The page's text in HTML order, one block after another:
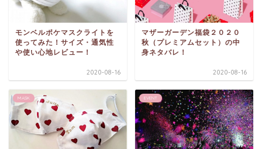
モンベルポケマスクライトを
使ってみた！サイズ・通気性
や使い心地レビュー！
2020-08-16
マザーガーデン福袋２０２０
秋（プレミアムセット）の中
身ネタバレ！
2020-08-16
MASK EVENT